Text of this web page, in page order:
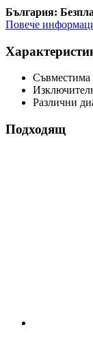
България:
Повече
Съвместима
Различни
Подходящ